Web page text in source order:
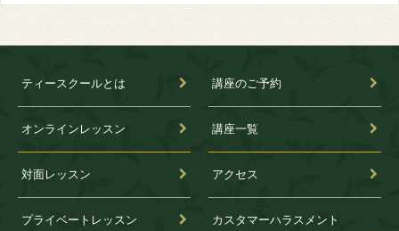
ティースクールとは
オンラインレッスン
対面レッスン
プライベートレッスン
講座のご予約
講座一覧
アクセス
カスタマーハラスメント